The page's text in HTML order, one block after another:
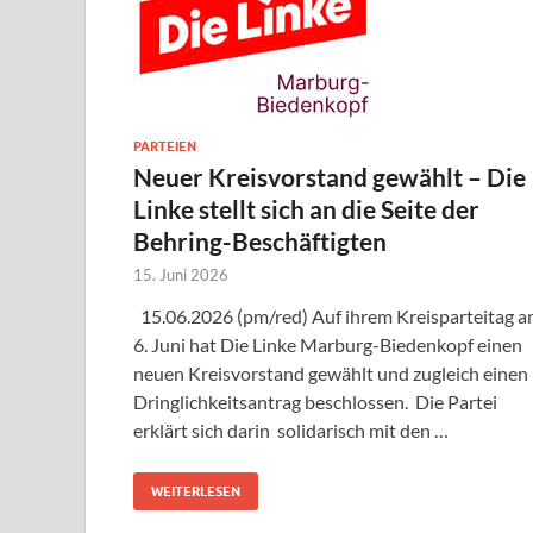
PARTEIEN
Neuer Kreisvorstand gewählt – Die
Linke stellt sich an die Seite der
Behring-Beschäftigten
15. Juni 2026
15.06.2026 (pm/red) Auf ihrem Kreisparteitag
6. Juni hat Die Linke Marburg-Biedenkopf einen
neuen Kreisvorstand gewählt und zugleich einen
Dringlichkeitsantrag beschlossen. Die Partei
erklärt sich darin solidarisch mit den …
WEITERLESEN